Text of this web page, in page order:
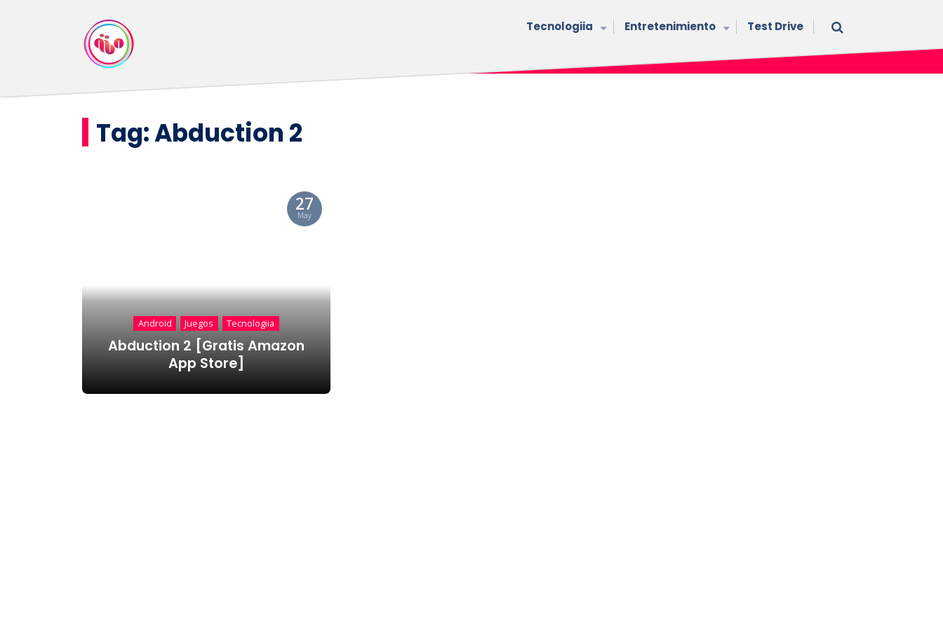
Tecnologiia Entretenimiento Test Drive
Tag:Abduction 2
27
May
Android Juegos Tecnologiia
Abduction 2 [Gratis Amazon
App Store]